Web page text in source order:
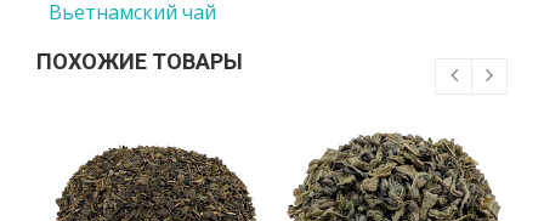
Вьетнамский чай
ПОХОЖИЕ ТОВАРЫ